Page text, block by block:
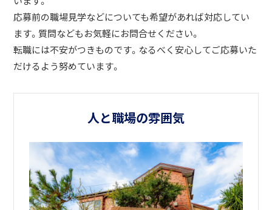
応募前の職場見学などについても希望があれば対応してい
ます。質問などもお気軽にお問合せください。
転職には不安がつきものです。なるべく安心してご応募いた
だけるよう努めています。
人と職場の雰囲気